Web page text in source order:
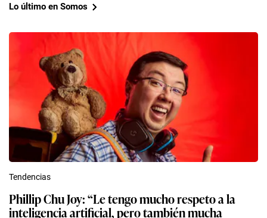
Lo último en Somos
Tendencias
Phillip Chu Joy: “Le tengo mucho respeto a la
inteligencia artificial, pero también mucha